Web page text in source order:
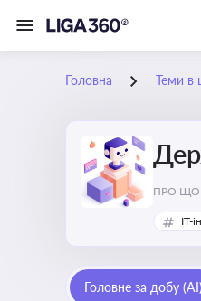
Головна Теми в
ПРО ЩО
IT-
Головне за добу (AI)